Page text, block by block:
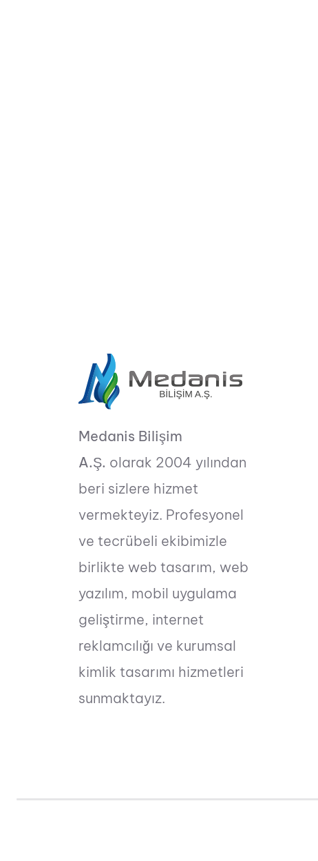
Medanis Bilişim
A.Ş. olarak 2004 yılından
beri sizlere hizmet
vermekteyiz. Profesyonel
ve tecrübeli ekibimizle
birlikte web tasarım, web
yazılım, mobil uygulama
geliştirme, internet
reklamcılığı ve kurumsal
kimlik tasarımı hizmetleri
sunmaktayız.